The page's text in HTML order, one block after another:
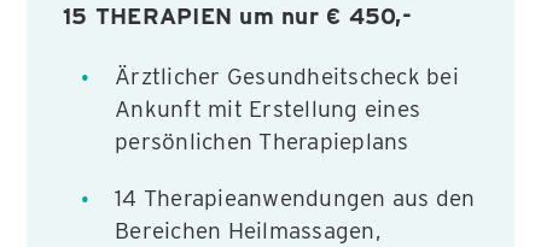
15 THERAPIEN um nur € 450,-
Ärztlicher Gesundheitscheck bei
Ankunft mit Erstellung eines
persönlichen Therapieplans
14 Therapieanwendungen aus den
Bereichen Heilmassagen,